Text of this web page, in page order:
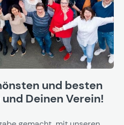
und besten
Deinen Verein!